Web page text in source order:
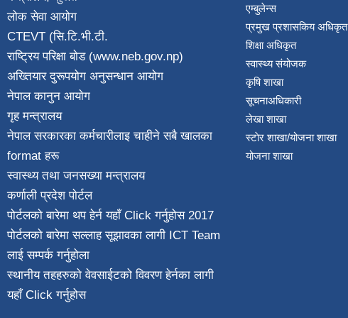
लोक सेवा आयोग
CTEVT (सि.टि.भी.टी.
राष्ट्रिय परिक्षा बाेड (www.neb.gov.np)
अख्तियार दुरूपयोग अनुसन्धान आयोग
नेपाल कानुन आयाेग
गृह मन्त्रालय
नेपाल सरकारका कर्मचारीलाइ चाहीने सबै खालका
format हरू
स्वास्थ्य तथा जनस‌ख्या मन्त्रालय
कर्णाली प्रदेश पाेर्टल
पोर्टलको बारेमा थप हेर्नयहाँ Click गर्नुहोस2017
पोर्टलको बारेमा सल्लाह सूझावका लागी ICT Team
लाई सम्पर्क गर्नुहोला
स्थानीय तहहरुको वेवसाईटको विवरण हेर्नका लागी
यहाँ Click गर्नुहोस
एम्बुलेन्स
प्रमुख प्रशासकिय अधिकृत
शिक्षा अधिकृत
स्वास्थ्य संयोजक
कृषि शाखा
सूचनाअधिकारी
लेखा शाखा
स्टाेर शाखा/योजना शाखा
योजना शाखा